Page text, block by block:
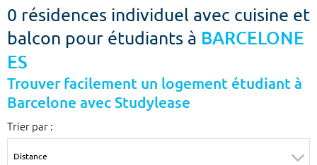
Ville, école
Budget min
€
Budget max
0 résidences individuel avec cuisine et
balcon pour étudiants à BARCELONE
ES
Trouver facilement un logement étudiant à
Barcelone avec Studylease
Trier par :